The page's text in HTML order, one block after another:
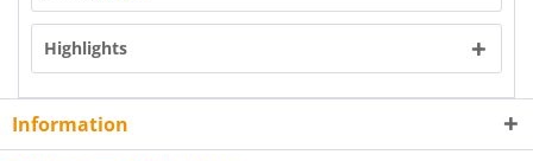
Highlights
Information